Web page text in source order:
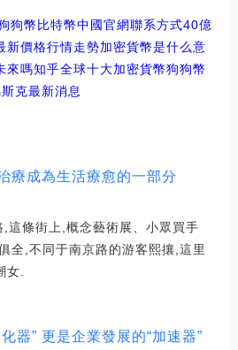
狗幣比特幣中國官網聯系方式40億
新價格行情走勢加密貨幣是什么意
來嗎知乎全球十大加密貨幣狗狗幣
克最新消息
療成為生活療愈的一部分
這條街上,概念藝術展、小眾買手
全,不同于南京路的游客熙攘,這里
女.
器” 更是企業發展的“加速器”